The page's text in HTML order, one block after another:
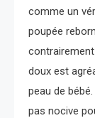
comme un
poupée
doux est
peau de
pas nocive